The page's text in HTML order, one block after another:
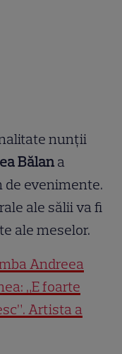
nunții
Bălan a
de evenimente.
ale sălii va fi
ale meselor.
Andreea
„E foarte
Artista a